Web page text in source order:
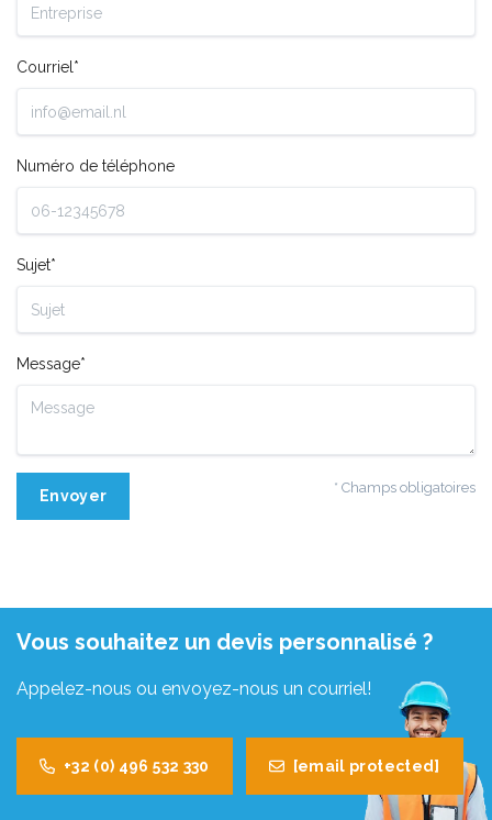
Courriel*
Numéro de téléphone
Sujet*
Message*
Envoyer * Champs obligatoires
Vous souhaitez un devis personnalisé ?
Appelez-nous ou envoyez-nous un courriel!
+32 (0) 496 532 330 [email protected]